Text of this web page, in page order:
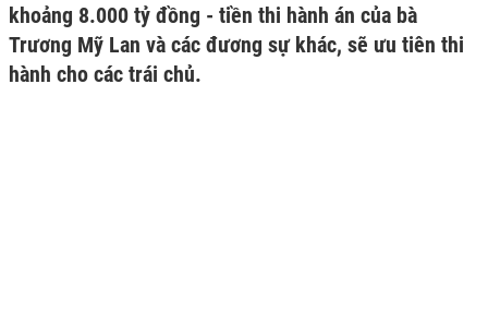
khoảng 8.000 tỷ đồng - tiền thi hành án của bà
Trương Mỹ Lan và các đương sự khác, sẽ ưu tiên thi
hành cho các trái chủ.